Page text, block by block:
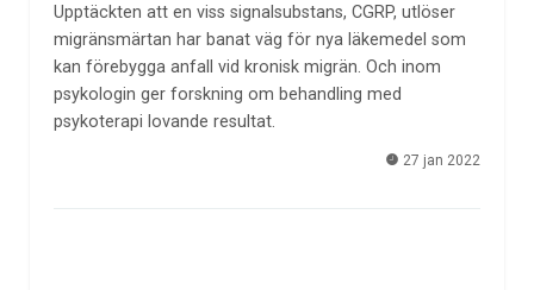
Upptäckten att en viss signalsubstans, CGRP, utlöser
migränsmärtan har banat väg för nya läkemedel som
kan förebygga anfall vid kronisk migrän. Och inom
psykologin ger forskning om behandling med
psykoterapi lovande resultat.
27 jan 2022